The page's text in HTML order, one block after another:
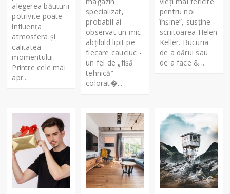
alegerea băuturii
potrivite poate
influența
atmosfera și
calitatea
momentului.
Printre cele mai
apr...
specializat,
probabil ai
observat un mic
abțibild lipit pe
fiecare cauciuc -
un fel de „fișă
tehnică”
colorat�...
pentru noi
înșine”, susține
scriitoarea Helen
Keller. Bucuria
de a dărui sau
de a face &...